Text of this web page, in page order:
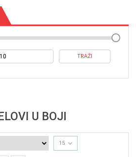
TRAŽI
U BOJI
15